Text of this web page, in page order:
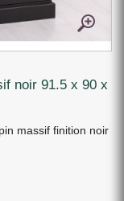
massif finition noir